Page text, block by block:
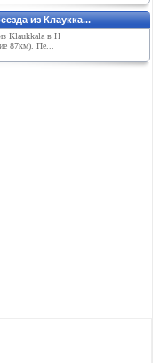
из Клаукка...
Klaukkala в H
87км). Пе...